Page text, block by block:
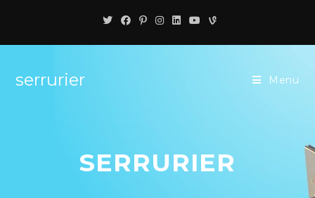
serrurier Menu
SERRURIER